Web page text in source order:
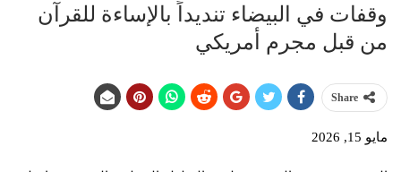
وقفات في البيضاء تنديداً بالإساءة للقرآن
من قبل مجرم أمريكي
Share
مايو 15, 2026